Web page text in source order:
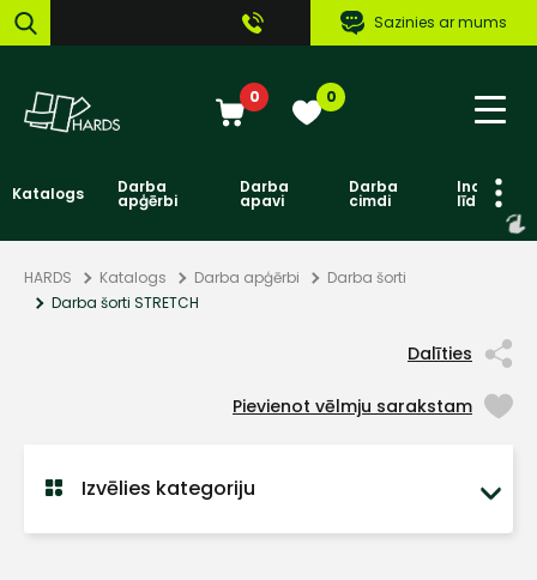
Sazinies ar mums
0 0
Katalogs Darba
apģērbi
Darba
apavi
Darba
cimdi līdzekļi
HARDS Katalogs Darba apģērbi
Darba šorti
Darba šorti STRETCH
Dalīties
Pievienot vēlmju sarakstam
Izvēlies kategoriju